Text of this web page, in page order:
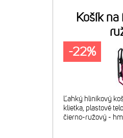
Košík
Ľahký hliníkový
klietka, plastové
čierno-ružový -
-22%